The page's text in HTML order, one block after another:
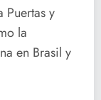
y
la
en Brasil y